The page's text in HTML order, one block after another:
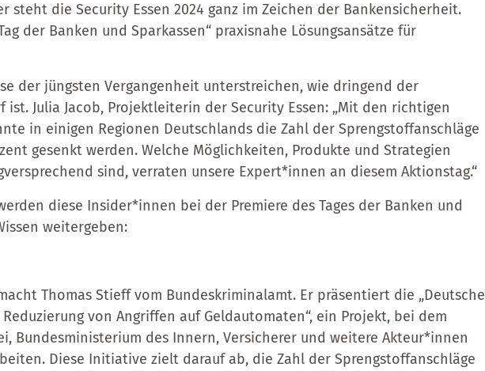
steht die Security Essen 2024 ganz im Zeichen der Bankensicherheit.
der Banken und Sparkassen“ praxisnahe Lösungsansätze für
der jüngsten Vergangenheit unterstreichen, wie dringend der
ist. Julia Jacob, Projektleiterin der Security Essen: „Mit den richtigen
in einigen Regionen Deutschlands die Zahl der Sprengstoffanschläge
gesenkt werden. Welche Möglichkeiten, Produkte und Strategien
sind, verraten unsere Expert*innen an diesem Aktionstag.“
diese Insider*innen bei der Premiere des Tages der Banken und
weitergeben:
Thomas Stieff vom Bundeskriminalamt. Er präsentiert die „Deutsche
von Angriffen auf Geldautomaten“, ein Projekt, bei dem
Bundesministerium des Innern, Versicherer und weitere Akteur*innen
Diese Initiative zielt darauf ab, die Zahl der Sprengstoffanschläge